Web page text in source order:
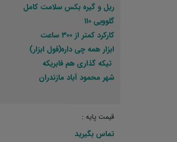
ریل و گیره بکس سلامت کامل
گلوویی 110
کارکرد کمتر از 300 ساعت
ابزار همه چی داره(فول ابزار)
تیکه گذاری هم فابریکه
شهر محمود آباد مازندران
قیمت پایه :
تماس بگیرید